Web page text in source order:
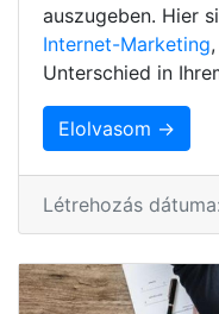
auszugeben. Hier
Internet-Marketing
Unterschied in
Elolvasom →
Létrehozás